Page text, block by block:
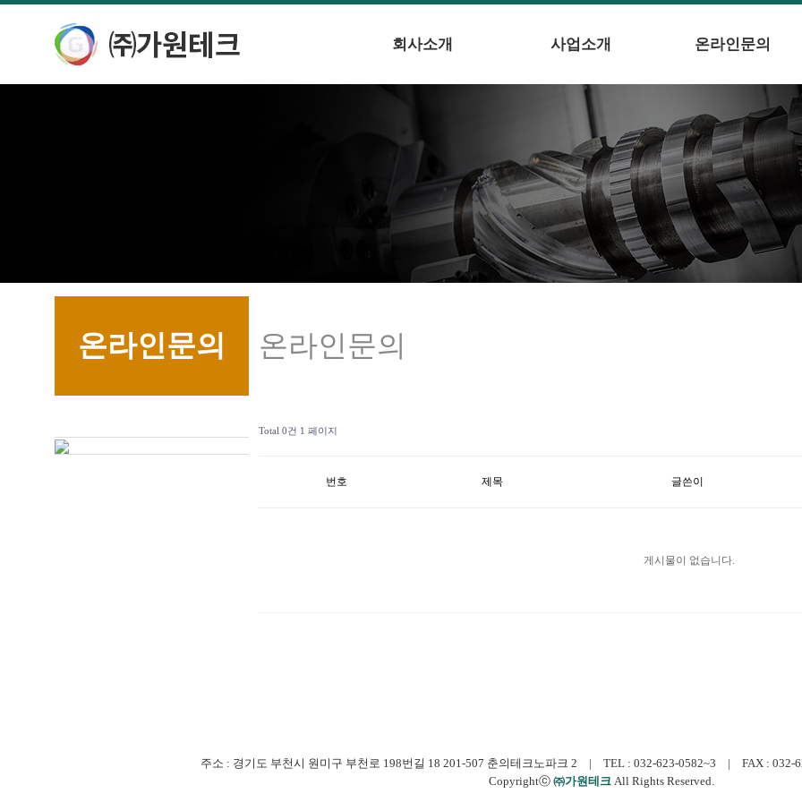
회사소개 사업소개 온라인문의
온라인문의 온라인문의
Total 0건 1 페이지
번호 제목 글쓴이
게시물이 없습니다.
주소 : 경기도 부천시 원미구 부천로 198번길 18 201-507 춘의테크노파크 2 | TEL : 032-623-0582~3 | FAX :
Copyrightⓒ ㈜가원테크 All Rights Reserved.